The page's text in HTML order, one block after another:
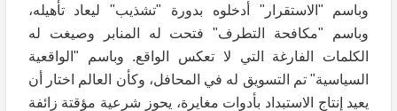
وباسم "الاستقرار" أدخلوه بدورة "تشذيب" ليعاد تأهيله،
وباسم "مكافحة التطرف" فتحت له المنابر وصيغت له
الكلمات الفارغة التي لا تعكس الواقع. وباسم "الواقعية
السياسية" تم التسويق له في المحافل، وكأن العالم اختار أن
يعيد إنتاج الاستبداد بأدوات مغايرة، يحوز شرعية مؤقتة زائفة